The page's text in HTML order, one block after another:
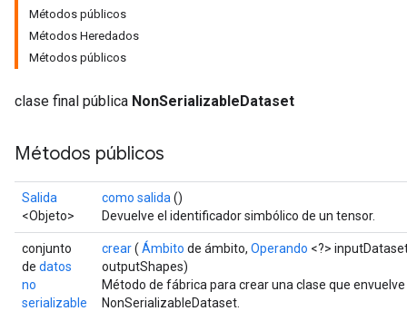
Métodos públicos
Métodos Heredados
Métodos públicos
clase final pública NonSerializableDataset
Métodos públicos
Salida
<Objeto>
como salida ()
Devuelve el identificador simbólico de un tensor.
conjunto
de datos
no
serializable
crear( Ámbito de ámbito, Operando <?>
outputShapes)
Método de fábrica para crear una clase que
NonSerializableDataset.